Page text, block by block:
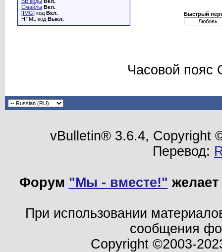
Смайлы Вкл.
[IMG] код Вкл.
HTML код Выкл.
Быстрый
Часовой пояс
vBulletin® 3.6.4, Copyright
Перевод:
Форум "Мы - вместе!"
При использовании
сообщения
Copyright ©2003-